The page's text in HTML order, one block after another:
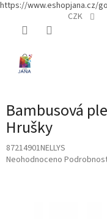
https://www.eshopjana.cz/
CZK
Bambusová
Hrušky
87214901NELLYS
Průměrné
Neohodnoceno